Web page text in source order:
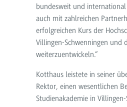
bundesweit und
auch mit zahlreichen
erfolgreichen Kurs der
Villingen-Schwenningen und
weiterzuentwickeln.“
Kotthaus leistete in seiner
Rektor, einen wesentlichen
Studienakademie in